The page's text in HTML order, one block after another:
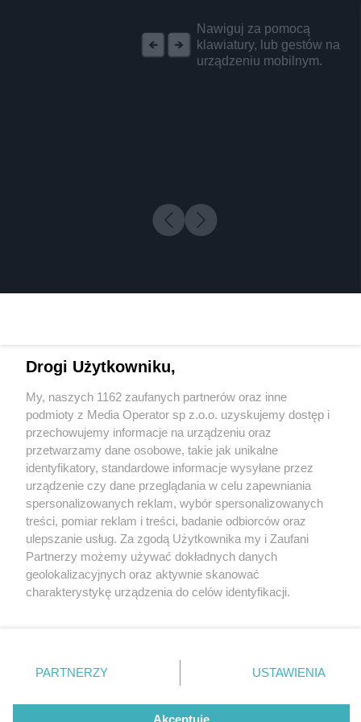
Nawiguj za pomocą
klawiatury, lub gestów na
urządzeniu mobilnym.
4 / 0
Wydawca mediów lokalnych
Nie zapomnij
zapoznać się z:
polityką prywatności regulamin korzystania z portali
Twojemiasto
Piekary Śląskie
Chorzów
Tarnowskie Góry
Gliwice
Skontakuj sięz nami
Kontakt
Wydawca
Redakcja
Drogi Użytkowniku,
My, naszych 1162 zaufanych partnerów oraz inne
podmioty z Media Operator sp z.o.o. uzyskujemy dostęp i
przechowujemy informacje na urządzeniu oraz
przetwarzamy dane osobowe, takie jak unikalne
identyfikatory, standardowe informacje wysyłane przez
urządzenie czy dane przeglądania w celu zapewniania
spersonalizowanych reklam, wybór spersonalizowanych
treści, pomiar reklam i treści, badanie odbiorców oraz
ulepszanie usług. Za zgodą Użytkownika my i Zaufani
Partnerzy możemy używać dokładnych danych
geolokalizacyjnych oraz aktywnie skanować
charakterystykę urządzenia do celów identyfikacji.
zmienić/wycofać klikając przycisk ustawień prywatności
znajdujący się w lewym dolnym rogu strony
rodzaje przetwarzania danych nie wymagają zgody
użytkownika, ale masz prawo sprzeciwić się takiemu
PARTNERZY USTAWIENIA
Akceptuję